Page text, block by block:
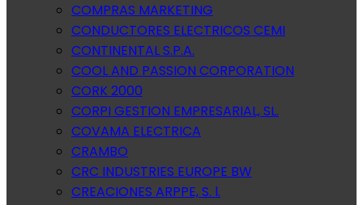
COMPRAS MARKETING
CONDUCTORES ELECTRICOS CEMI
CONTINENTAL S.P.A.
COOL AND PASSION CORPORATION
CORK 2000
CORPI GESTION EMPRESARIAL, SL.
COVAMA ELECTRICA
CRAMBO
CRC INDUSTRIES EUROPE BW
CREACIONES ARPPE, S. l.